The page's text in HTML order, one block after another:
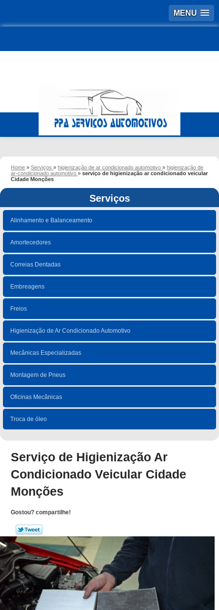
MENU
Home »Serviços»higienização de ar condicionado automotivo»higienização de
ar-condicionado automotivo»serviço de higienização ar condicionado veicular
Cidade Monções
Serviços
Alinhamento e Balanceamento
Amortecedores
Correias Dentadas
Embreagens
Freios
Higienização de Ar Condicionado Automotivo
Mecânicas Especializadas
Montagem de Pneus
Oficinas Mecânicas
Troca de óleo
Serviço de Higienização Ar
Condicionado Veicular Cidade
Monções
Gostou? compartilhe!